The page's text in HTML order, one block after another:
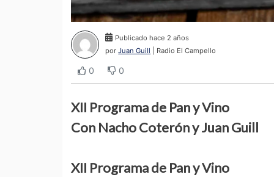
Publicado hace 2 años
porJuan Guill | Radio El Campello
0 0
XII Programa de Pan y Vino
Con Nacho Coterón y Juan Guill
XII Programa de Pan y Vino